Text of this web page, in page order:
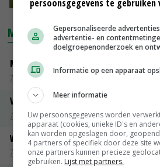
MARKTPRIJZEN
Magere melkpoeder
Zuivel weekprijzen
Volle melkpoeder
Zuivel weekprijzen
Weipoeder
Zuivel weekprijzen
persoonsgegevens te
Gepersonaliseerde
advertentie- en
doelgroepenonderzoek en
Informatie op een apparaat
Meer informatie
Uw persoonsgegevens worden
apparaat (cookies, unieke ID's en
kan worden opgeslagen door,
4 partners of specifiek door deze site
onze partners kunnen precieze
gebruiken. Lijst met partners.